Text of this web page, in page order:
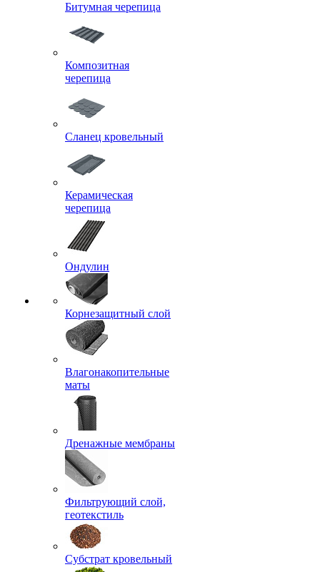
Битумная черепица
Композитная
черепица
Сланец кровельный
Керамическая
черепица
Ондулин
Корнезащитный слой
Влагонакопительные
маты
Дренажные мембраны
Фильтрующий слой,
геотекстиль
Субстрат кровельный